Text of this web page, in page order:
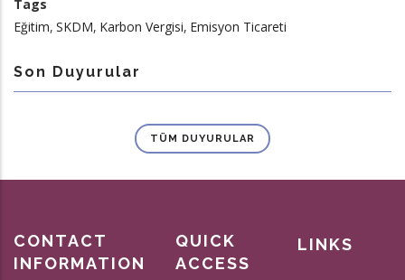
Tags
Eğitim SKDM Karbon Vergisi Emisyon Ticareti
Son Duyurular
TÜM DUYURULAR
CONTACT
INFORMATION
QUICK
ACCESS
LINKS